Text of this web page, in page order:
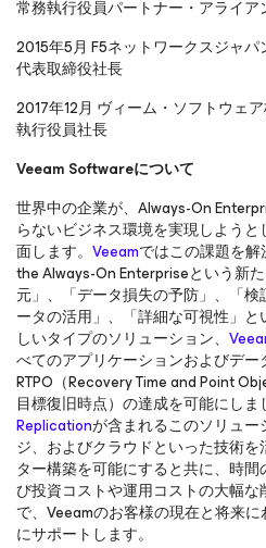
常務執行役員パートナー・アライ
2015年5月 F5ネットワークスジャ
代表取締役社長
2017年12月 ヴィーム・ソフトウェ
執行役員社長
Veeam Softwareについて
世界中の企業が、Always-On
らないビジネス環境を実現しよう
面します。 Veeamではこの課題を
the Always-On Enterpriseという新
元」、「データ損失の予防」、「
ータの活用」、「詳細な可視性」
しいタイプのソリューション、
べてのアプリケーションおよびデー
RTPO（Recovery Time and Point
目標復旧時点）の達成を可能にしま
Replicationが含まれるこのソリュ
ジ、およびクラウドといった技術
ター構築を可能にすると共に、時
び投資コストや運用コストの大幅
で、Veeamのお客様の現在と将来
にサポートします。